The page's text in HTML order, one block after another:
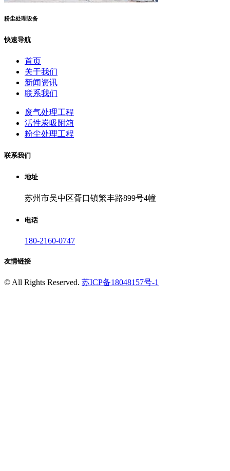
粉尘处理设备
快速导航
首页
关于我们
新闻资讯
联系我们
废气处理工程
活性炭吸附箱
粉尘处理工程
联系我们
地址
苏州市吴中区胥口镇繁丰路899号4幢
电话
180-2160-0747
友情链接
©All Rights Reserved. 苏ICP备18048157号-1